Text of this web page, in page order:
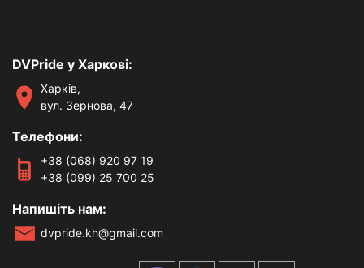
DVPride у Харкові:
Харків,
вул. Зернова, 47
Телефони:
+38 (068) 920 97 19
+38 (099) 25 700 25
Напишіть нам:
dvpride.kh@gmail.com